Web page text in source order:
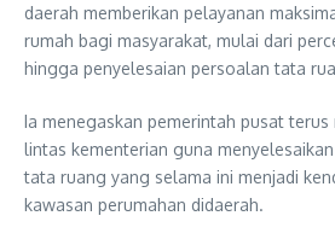
daerah memberikan pelayanan
rumah bagi masyarakat, mulai dari
hingga penyelesaian persoalan tata
Ia menegaskan pemerintah pusat
lintas kementerian guna
tata ruang yang selama ini menjadi
kawasan perumahan didaerah.